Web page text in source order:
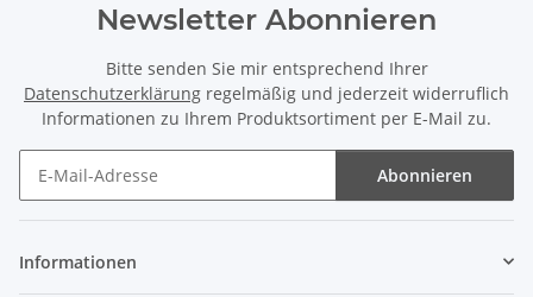
Newsletter Abonnieren
Bitte senden Sie mir entsprechend Ihrer
Datenschutzerklärung regelmäßig und jederzeit widerruflich
Informationen zu Ihrem Produktsortiment per E-Mail zu.
Abonnieren
Informationen